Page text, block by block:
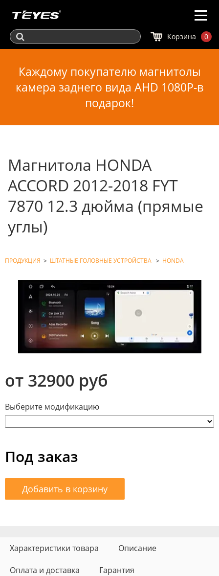
Корзина 0
Каждому покупателю магнитолы
камера заднего вида AHD 1080P-в
подарок!
Магнитола HONDA
ACCORD 2012-2018 FYT
7870 12.3 дюйма (прямые
углы)
ПРОДУКЦИЯ > ШТАТНЫЕ ГОЛОВНЫЕ УСТРОЙСТВА > HONDA
от 32900 руб
Выберите модификацию
Под заказ
Добавить в корзину
Характеристики товара Описание
Оплата и доставка Гарантия